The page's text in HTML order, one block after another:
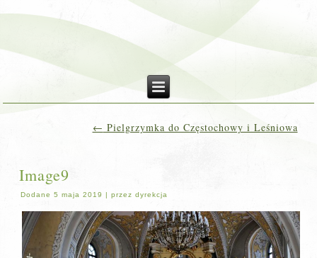
← Pielgrzymka do Częstochowy i Leśniowa
Image9
Dodane 5 maja 2019 |przez dyrekcja